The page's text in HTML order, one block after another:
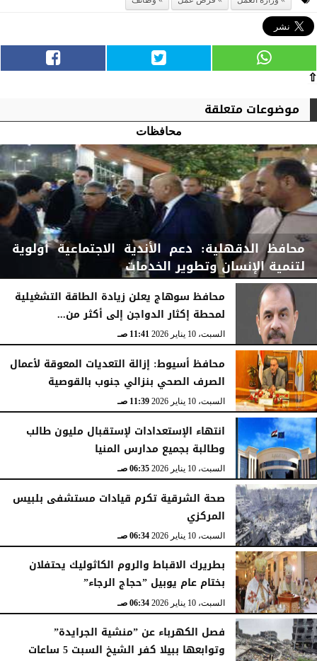
⇧
موضوعات متعلقة
محافظات
محافظ الدقهلية: دعم الأندية الاجتماعية أولوية
لتنمية الإنسان وتطوير الخدمات
محافظ سوهاج يعلن زيادة الطاقة التشغيلية
لمحطة إكثار الدواجن إلى أكثر من...
السبت، 10 يناير 2026 11:41 صـ
محافظ أسيوط: إزالة التعديات المعوقة لأعمال
الصرف الصحي بنزالي جنوب بالقوصية
السبت، 10 يناير 2026 11:39 صـ
انتهاء الإستعدادات لإستقبال مليون طالب
وطالبة بجميع مدارس المنيا
السبت، 10 يناير 2026 06:35 صـ
صحة الشرقية تكرم قيادات مستشفى بلبيس
المركزي
السبت، 10 يناير 2026 06:34 صـ
بطريرك الاقباط والروم الكاثوليك يحتفلان
بختام عام يوبيل ”حجاج الرجاء”
السبت، 10 يناير 2026 06:34 صـ
فصل الكهرباء عن ”منشية الجرايدة”
وتوابعها ببيلا كفر الشيخ السبت 5 ساعات